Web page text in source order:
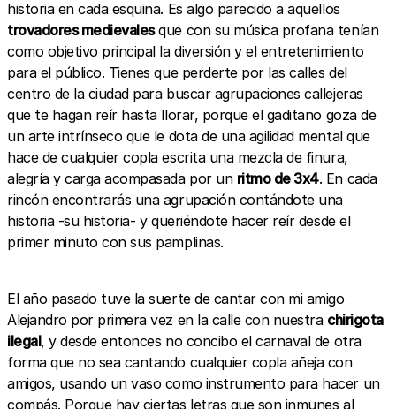
historia en cada esquina. Es algo parecido a aquellos
trovadores medievalesque con su música profana tenían
como objetivo principal la diversión y el entretenimiento
para el público. Tienes que perderte por las calles del
centro de la ciudad para buscar agrupaciones callejeras
que te hagan reír hasta llorar, porque el gaditano goza de
un arte intrínseco que le dota de una agilidad mental que
hace de cualquier copla escrita una mezcla de finura,
alegría y carga acompasada por un ritmo de 3x4. En cada
rincón encontrarás una agrupación contándote una
historia -su historia- y queriéndote hacer reír desde el
primer minuto con sus pamplinas.
El año pasado tuve la suerte de cantar con mi amigo
Alejandro por primera vez en la calle con nuestra chirigota
ilegal, y desde entonces no concibo el carnaval de otra
forma que no sea cantando cualquier copla añeja con
amigos, usando un vaso como instrumento para hacer un
compás. Porque hay ciertas letras que son inmunes al